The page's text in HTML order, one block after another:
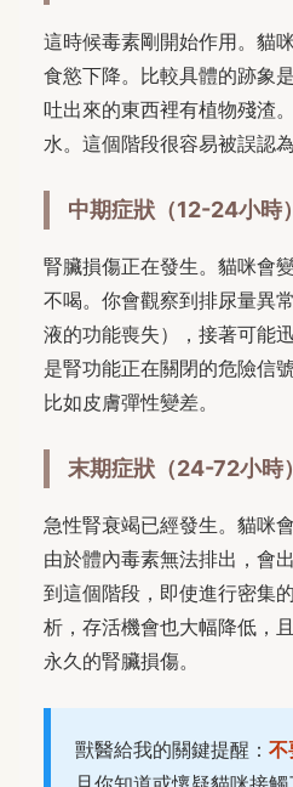
這時候毒素剛開始作用。貓
食慾下降。比較具體的跡象
吐出來的東西裡有植物殘渣
水。這個階段很容易被誤認
中期症狀（12-24小時）
腎臟損傷正在發生。貓咪會
不喝。你會觀察到排尿量異
液的功能喪失），接著可能
是腎功能正在關閉的危險信
比如皮膚彈性變差。
末期症狀（24-72小時）
急性腎衰竭已經發生。貓咪
由於體內毒素無法排出，會
到這個階段，即使進行密集
析，存活機會也大幅降低，
永久的腎臟損傷。
獸醫給我的關鍵提醒： 不